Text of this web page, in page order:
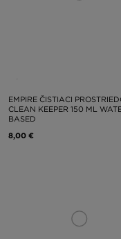
EMPIRE ČISTIACI
CLEAN KEEPER 150 ML
BASED
8,00 €